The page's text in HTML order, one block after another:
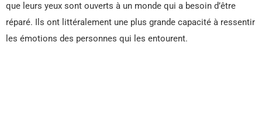
que leurs yeux sont ouverts à un monde qui a besoin d’être
réparé. Ils ont littéralement une plus grande capacité à ressentir
les émotions des personnes qui les entourent.